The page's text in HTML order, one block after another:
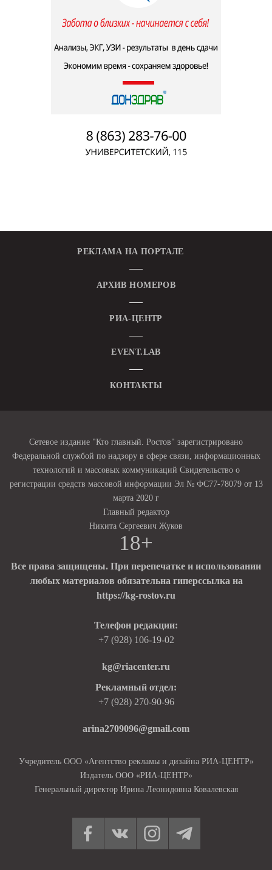
РЕКЛАМА НА ПОРТАЛЕ
АРХИВ НОМЕРОВ
РИА-ЦЕНТР
EVENT.LAB
КОНТАКТЫ
Сетевое издание "Кто главный. Ростов" зарегистрировано
Федеральной службой по надзору в сфере связи, информационных
технологий и массовых коммуникаций Свидетельство о
регистрации средств массовой информации Эл № ФС77-78079 от 13
марта 2020 г
Главный редактор
Никита Сергеевич Жуков
18+
Все права защищены. При перепечатке и использовании
любых материалов обязательна гиперссылка на
https://kg-rostov.ru
Телефон редакции:
+7 (928) 106-19-02
kg@riacenter.ru
Рекламный отдел:
+7 (928) 270-90-96
arina2709096@gmail.com
Учредитель ООО «Агентство рекламы и дизайна РИА-ЦЕНТР»
Издатель ООО «РИА-ЦЕНТР»
Генеральный директор Ирина Леонидовна Ковалевская